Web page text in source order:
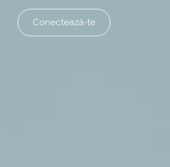
Conectează-te